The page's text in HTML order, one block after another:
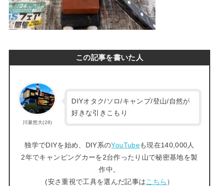
この記事を書いた人
川瀬悠大(28)
DIYオタク/ソロ/キャンプ/登山/自然が
好きな引きこもり
独学でDIYを始め、DIY系のYouTubeも現在140,000人
2年でキャンピングカーを2台作ったり山で秘密基地を製
作中。
(安さ重視で工具を選んだ記事はこちら ）